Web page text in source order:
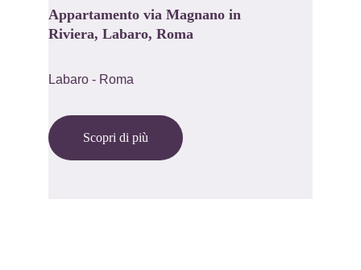
Appartamento via Magnano in
Riviera, Labaro, Roma
Labaro - Roma
Scopri di più